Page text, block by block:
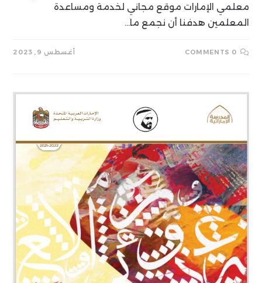
معلمي الإمارات موقع مجاني لخدمة ومساعدة
المعلمين هدفنا أن نجمع ما…
0 COMMENTS أغسطس 9, 2023